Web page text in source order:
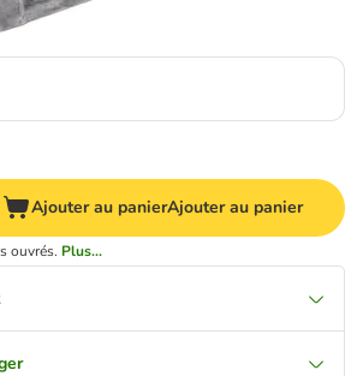
Ajouter au panierAjouter au panier
ouvrés. Plus...